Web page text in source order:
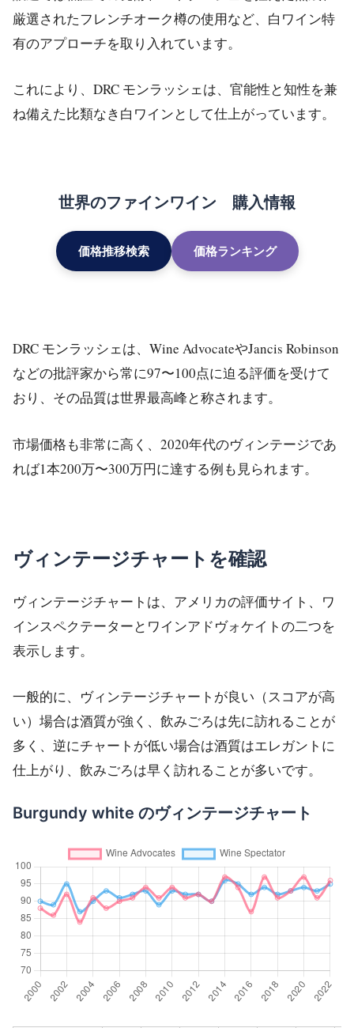
厳選されたフレンチオーク樽の使用など、白ワイン特
有のアプローチを取り入れています。
これにより、DRC モンラッシェは、官能性と知性を兼
ね備えた比類なき白ワインとして仕上がっています。
世界のファインワイン 購入情報
価格推移検索 価格ランキング
DRC モンラッシェは、Wine AdvocateやJancis Robinson
などの批評家から常に97〜100点に迫る評価を受けて
おり、その品質は世界最高峰と称されます。
市場価格も非常に高く、2020年代のヴィンテージであ
れば1本200万〜300万円に達する例も見られます。
ヴィンテージチャートを確認
ヴィンテージチャートは、アメリカの評価サイト、ワ
インスペクテーターとワインアドヴォケイトの二つを
表示します。
一般的に、ヴィンテージチャートが良い（スコアが高
い）場合は酒質が強く、飲みごろは先に訪れることが
多く、逆にチャートが低い場合は酒質はエレガントに
仕上がり、飲みごろは早く訪れることが多いです。
Burgundy white のヴィンテージチャート